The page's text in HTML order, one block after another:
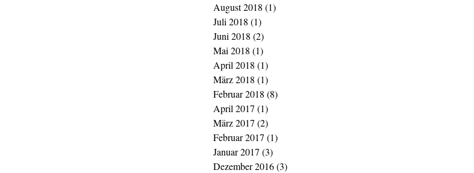
August 2018 (1)
Juli 2018 (1)
Juni 2018 (2)
Mai 2018 (1)
April 2018 (1)
März 2018 (1)
Februar 2018 (8)
April 2017 (1)
März 2017 (2)
Februar 2017 (1)
Januar 2017 (3)
Dezember 2016(3)